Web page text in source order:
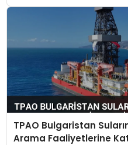
TPAO Bulgaristan
Arama Faaliyetlerine